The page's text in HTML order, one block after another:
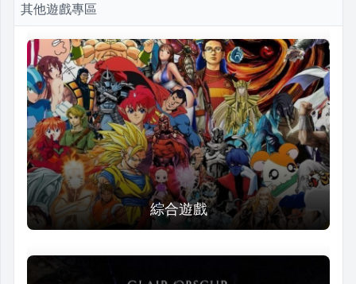
其他遊戲專區
綜合遊戲